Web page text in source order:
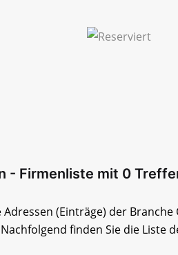
- Firmenliste mit 0
Adressen (Einträge) der
finden Sie die Liste